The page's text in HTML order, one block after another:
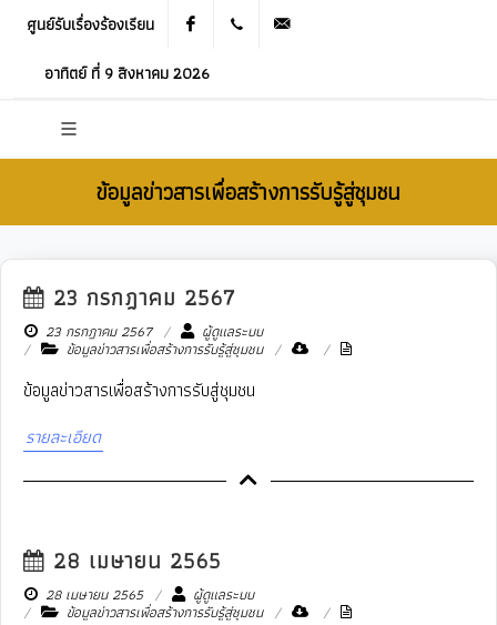
ศูนย์รับเรื่องร้องเรียน Facebook 021905536
อาทิตย์ ที่ 9 สิงหาคม 2026
ข้อมูลข่าวสารเพื่อสร้างการรับรู้สู่ชุมชน
23 กรกฎาคม 2567
23 กรกฎาคม 2567 ผู้ดูแลระบบ
ข้อมูลข่าวสารเพื่อสร้างการรับรู้สู่ชุมชน
ข้อมูลข่าวสารเพื่อสร้างการรับสู่ชุมชน
รายละเอียด
28 เมษายน 2565
28 เมษายน 2565 ผู้ดูแลระบบ
ข้อมูลข่าวสารเพื่อสร้างการรับรู้สู่ชุมชน